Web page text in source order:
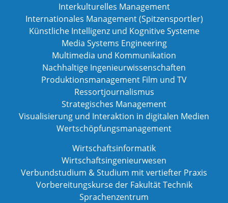
Interkulturelles Management
Internationales Management (Spitzensportler)
Künstliche Intelligenz und Kognitive Systeme
Media Systems Engineering
Multimedia und Kommunikation
Nachhaltige Ingenieurwissenschaften
Produktionsmanagement Film und TV
Ressortjournalismus
Strategisches Management
Visualisierung und Interaktion in digitalen Medien
Wertschöpfungsmanagement
Wirtschaftsinformatik
Wirtschaftsingenieurwesen
Verbundstudium & Studium mit vertiefter Praxis
Vorbereitungskurse der Fakultät Technik
Sprachenzentrum